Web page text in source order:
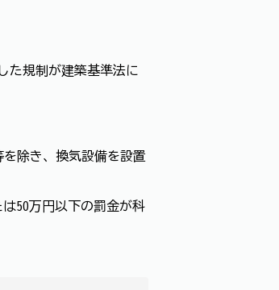
た規制が建築基準法に
除き、換気設備を設置
50万円以下の罰金が科